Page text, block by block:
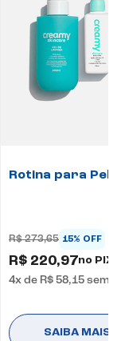
Rotina para Pele
R$ 273,65 15% OFF
R$ 220,97no PIX
4x de R$ 58,15sem
SAIBA MAIS